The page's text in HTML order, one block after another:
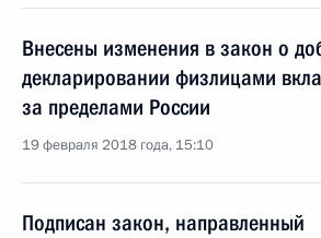
Внесены изменения в закон о
декларировании физлицами
за пределами России
19 февраля 2018 года, 15:10
Подписан закон, направленный